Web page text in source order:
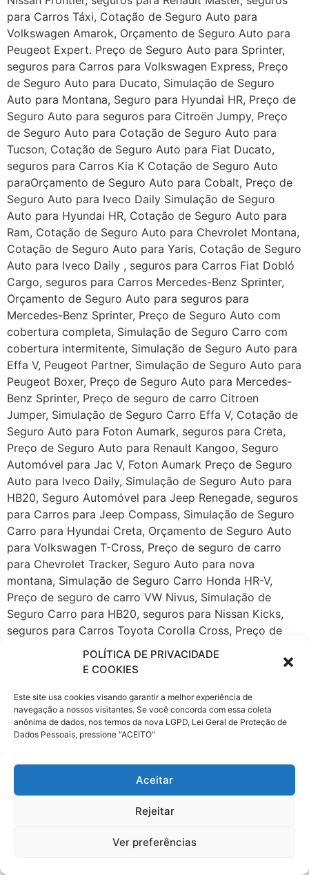
POLÍTICA DE PRIVACIDADE
E COOKIES
Este site usa cookies visando garantir a melhor experiência de
navegação a nossos visitantes. Se você concorda com essa coleta
anônima de dados, nos termos da nova LGPD, Lei Geral de Proteção de
Dados Pessoais, pressione "ACEITO"
Aceitar
Rejeitar
Ver preferências